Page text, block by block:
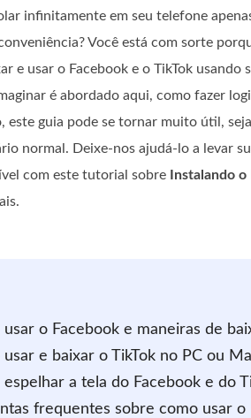
infinitamente em seu telefone
Você está com sorte
e usar o Facebook e o TikTok
é abordado aqui, como fazer
este guia pode se tornar muito útil,
normal. Deixe-nos ajudá-lo a levar
com este tutorial sobre
Instalando
usar o Facebook e maneiras de
usar e baixar o TikTok no PC ou
espelhar a tela do Facebook e do
frequentes sobre como usar